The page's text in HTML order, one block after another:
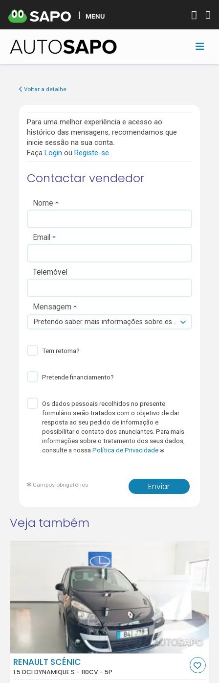
MENU
Voltar a detalhe
Para uma melhor experiência e acesso ao
histórico das mensagens, recomendamos que
inicie sessão na sua conta.
Faça Login ou Registe-se.
Contactar vendedor
Nome
Email
Telemóvel
Mensagem
Pretendo saber mais informações sobre esta viatura.
Tem retoma?
Pretende financiamento?
Os dados pessoais recolhidos no presente
formulário serão tratados com o objetivo de dar
resposta ao seu pedido de informação e
possibilitar o contato dos anunciantes. Para mais
informações sobre o tratamento dos seus dados,
consulte a nossaPolítica de Privacidade
Enviar
Campos obrigatórios
Veja também
RENAULT SCÉNIC
1.5 DCI DYNAMIQUE S - 110CV - 5P